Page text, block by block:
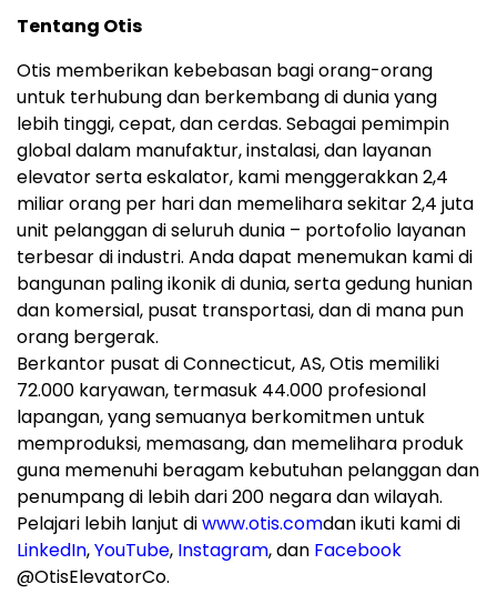
Tentang Otis
Otis memberikan kebebasan bagi orang-orang
untuk terhubung dan berkembang di dunia yang
lebih tinggi, cepat, dan cerdas. Sebagai pemimpin
global dalam manufaktur, instalasi, dan layanan
elevator serta eskalator, kami menggerakkan 2,4
miliar orang per hari dan memelihara sekitar 2,4 juta
unit pelanggan di seluruh dunia – portofolio layanan
terbesar di industri. Anda dapat menemukan kami di
bangunan paling ikonik di dunia, serta gedung hunian
dan komersial, pusat transportasi, dan di mana pun
orang bergerak.
Berkantor pusat di Connecticut, AS, Otis memiliki
72.000 karyawan, termasuk 44.000 profesional
lapangan, yang semuanya berkomitmen untuk
memproduksi, memasang, dan memelihara produk
guna memenuhi beragam kebutuhan pelanggan dan
penumpang di lebih dari 200 negara dan wilayah.
Pelajari lebih lanjut diwww.otis.comdan ikuti kami di
LinkedIn,YouTube, Instagram, dan Facebook
@OtisElevatorCo.